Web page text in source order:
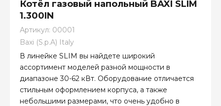
Котёл газовый напольный BAXI SLIM
1.300IN
Артикул: 00001
Baxi (S.p.A) Italy
В линейке SLIM вы найдете широкий
ассортимент моделей разной мощности в
диапазоне 30-62 кВт. Оборудование отличается
стильным оформлением корпуса, а также
небольшими размерами, что очень удобно в